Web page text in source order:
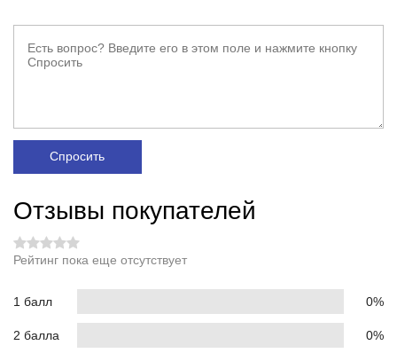
Спросить
Отзывы покупателей
Рейтинг пока еще отсутствует
1 балл 0%
2 балла 0%